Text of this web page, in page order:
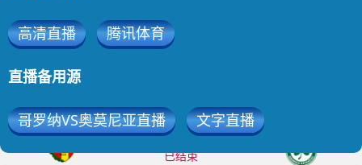
2026-07-10 00:00 球会友谊
已结束
高清直播 腾讯体育
直播备用源
哥罗纳VS奥莫尼亚直播 文字直播